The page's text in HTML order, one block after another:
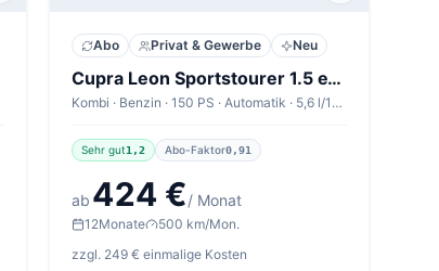
Abo Privat & Gewerbe Neu
Cupra Leon Sportstourer 1.5 eTSI 110kW DSG Sportstourer V1
Kombi · Benzin · 150 PS · Automatik · 5,6 l/100km
Sehr gut1,2 Abo-Faktor0,91
ab 424 €/ Monat
12Monate
500 km/Mon.
zzgl. 249 € einmalige Kosten